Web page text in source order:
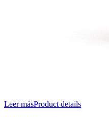
Leer másProduct details